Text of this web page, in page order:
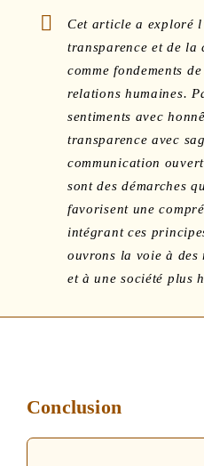
Cet article a exploré
transparence et de la
comme fondements
relations humaines.
sentiments avec
transparence avec
communication
sont des démarches
favorisent une
intégrant ces
ouvrons la voie à
et à une société plus
Conclusion